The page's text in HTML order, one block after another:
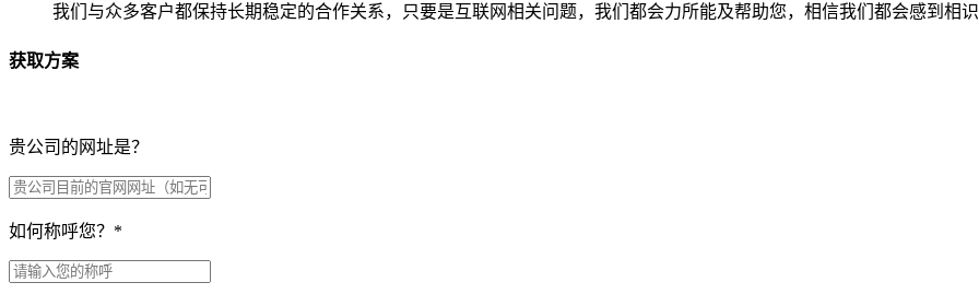
我们与众多客户都保持长期稳定的合作关系，只要是互联网相关问题，我们都会力所能及帮助您，相信我们都会感到相
获取方案
贵公司的网址是？
如何称呼您？ *